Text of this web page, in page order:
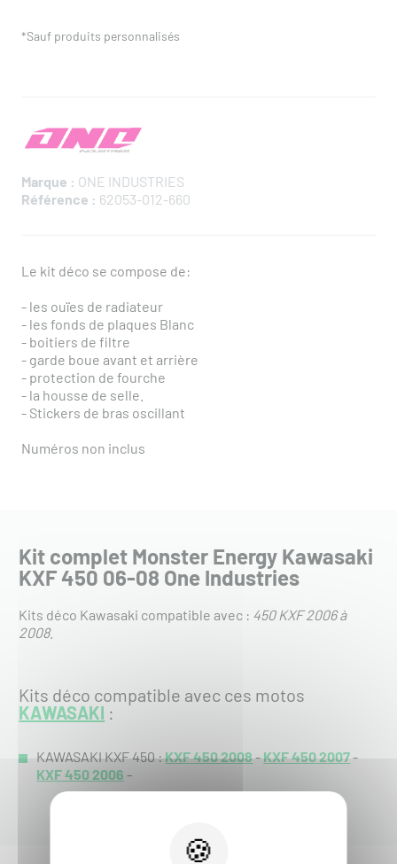
*Sauf produits personnalisés
Marque : ONE INDUSTRIES
Référence : 62053-012-660
Le kit déco se compose de:
- les ouïes de radiateur
- les fonds de plaques Blanc
- boitiers de filtre
- garde boue avant et arrière
- protection de fourche
- la housse de selle.
- Stickers de bras oscillant
Numéros non inclus
Kit complet Monster Energy Kawasaki
KXF 450 06-08 One Industries
Kits déco Kawasaki compatible avec : 450 KXF 2006 à
2008.
Kits déco compatible avec ces motos
KAWASAKI :
KAWASAKI KXF 450 :KXF 450 2008-KXF 450 2007-
KXF 450 2006 -